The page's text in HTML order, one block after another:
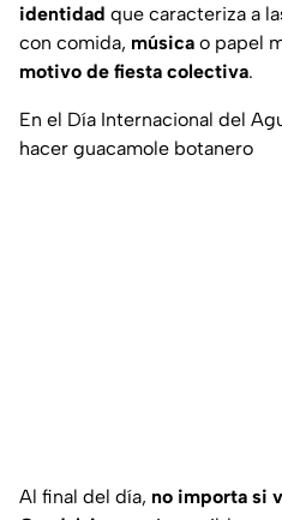
identidad que caracteriza a
con comida, música o papel
motivo de fiesta colectiva.
En el Día Internacional del
hacer guacamole botanero
Al final del día, no importa si